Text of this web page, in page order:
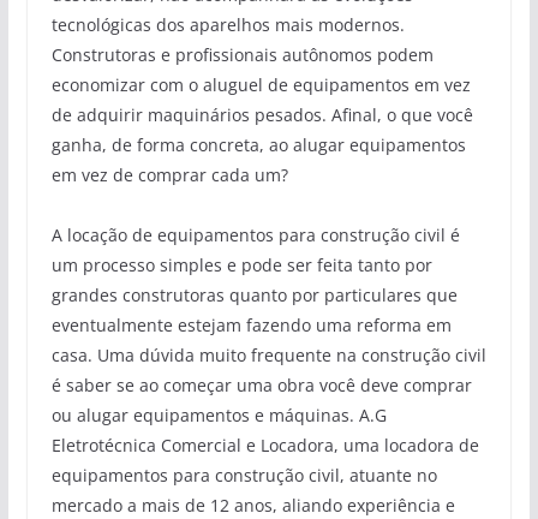
tecnológicas dos aparelhos mais modernos.
Construtoras e profissionais autônomos podem
economizar com o aluguel de equipamentos em vez
de adquirir maquinários pesados. Afinal, o que você
ganha, de forma concreta, ao alugar equipamentos
em vez de comprar cada um?
A locação de equipamentos para construção civil é
um processo simples e pode ser feita tanto por
grandes construtoras quanto por particulares que
eventualmente estejam fazendo uma reforma em
casa. Uma dúvida muito frequente na construção civil
é saber se ao começar uma obra você deve comprar
ou alugar equipamentos e máquinas. A.G
Eletrotécnica Comercial e Locadora, uma locadora de
equipamentos para construção civil, atuante no
mercado a mais de 12 anos, aliando experiência e